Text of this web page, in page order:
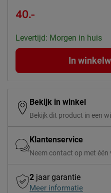
40.-
Levertijd: Morgen in huis
In
Bekijk in winkel
Bekijk dit product in een
Klantenservice
Neem contact op met één
2 jaar garantie
Meer informatie